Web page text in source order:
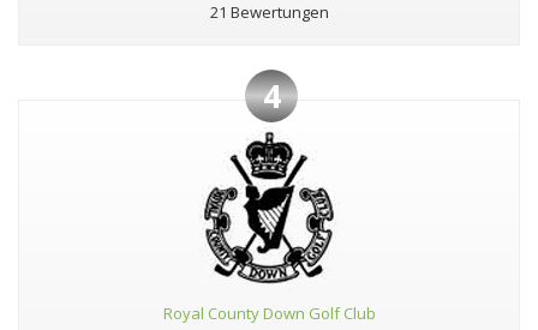
21 Bewertungen
4
Royal County Down Golf Club